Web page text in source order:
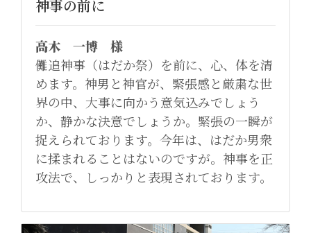
神事の前に
高木 一博 様
儺追神事（はだか祭）を前に、心、体を清
めます。神男と神官が、緊張感と厳粛な世
界の中、大事に向かう意気込みでしょう
か、静かな決意でしょうか。緊張の一瞬が
捉えられております。今年は、はだか男衆
に揉まれることはないのですが。神事を正
攻法で、しっかりと表現されております。